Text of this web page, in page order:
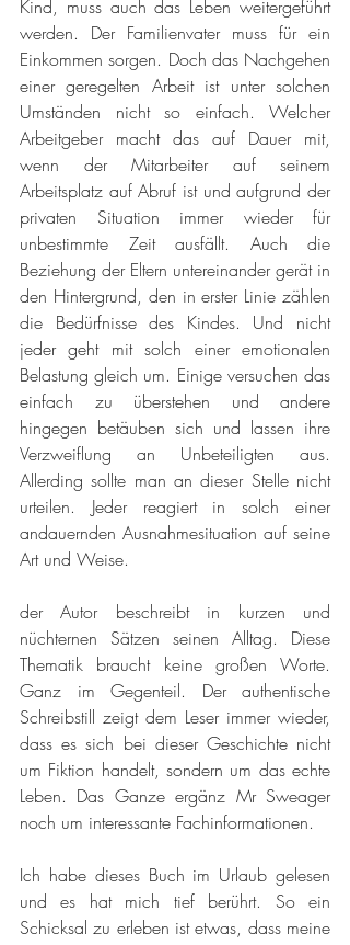
Kind, muss auch das Leben weitergeführt
werden. Der Familienvater muss für ein
Einkommen sorgen. Doch das Nachgehen
einer geregelten Arbeit ist unter solchen
Umständen nicht so einfach. Welcher
Arbeitgeber macht das auf Dauer mit,
wenn der Mitarbeiter auf seinem
Arbeitsplatz auf Abruf ist und aufgrund der
privaten Situation immer wieder für
unbestimmte Zeit ausfällt. Auch die
Beziehung der Eltern untereinander gerät in
den Hintergrund, den in erster Linie zählen
die Bedürfnisse des Kindes. Und nicht
jeder geht mit solch einer emotionalen
Belastung gleich um. Einige versuchen das
einfach zu überstehen und andere
hingegen betäuben sich und lassen ihre
Verzweiflung an Unbeteiligten aus.
Allerding sollte man an dieser Stelle nicht
urteilen. Jeder reagiert in solch einer
andauernden Ausnahmesituation auf seine
Art und Weise.
der Autor beschreibt in kurzen und
nüchternen Sätzen seinen Alltag. Diese
Thematik braucht keine großen Worte.
Ganz im Gegenteil. Der authentische
Schreibstill zeigt dem Leser immer wieder,
dass es sich bei dieser Geschichte nicht
um Fiktion handelt, sondern um das echte
Leben. Das Ganze ergänz Mr Sweager
noch um interessante Fachinformationen.
Ich habe dieses Buch im Urlaub gelesen
und es hat mich tief berührt. So ein
Schicksal zu erleben ist etwas, dass meine